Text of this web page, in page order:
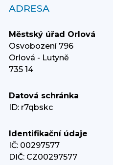
ADRESA
Městský úřad Orlová
Osvobození 796
Orlová - Lutyně
735 14
Datová schránka
ID: r7qbskc
Identifikační údaje
IČ: 00297577
DIČ: CZ00297577